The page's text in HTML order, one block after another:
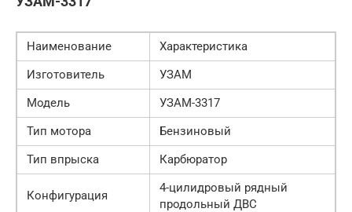
Наименование
Характеристика
Изготовитель
УЗАМ
Модель
УЗАМ-3317
Тип мотора
Бензиновый
Тип впрыска
Карбюратор
Конфигурация
4-цилидровый рядный
продольный ДВС